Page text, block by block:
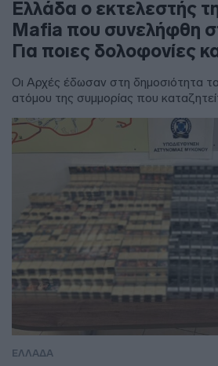
Ελλάδα ο εκτελεστής
Mafia που συνελήφθη
Για ποιες δολοφονίες
Οι Αρχές έδωσαν στη δημοσιότητα τα
ατόμου της συμμορίας που
ΕΛΛΑΔΑ